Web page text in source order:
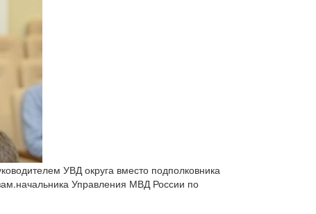
УВД округа вместо подполковника
Управления МВД России по